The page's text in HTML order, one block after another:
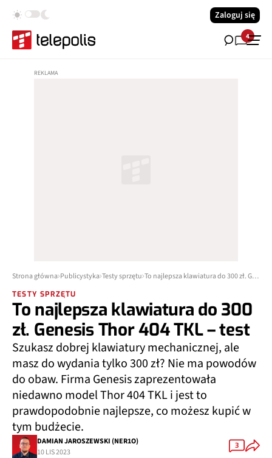
Zaloguj się
4
Strona główna Publicystyka Testy sprzętu To najlepsza klawiatura do 300 zł. Genesis Thor 404 TKL – test
TESTY SPRZĘTU
To najlepsza klawiatura do 300
zł. Genesis Thor 404 TKL – test
Szukasz dobrej klawiatury mechanicznej, ale
masz do wydania tylko 300 zł? Nie ma powodów
do obaw. Firma Genesis zaprezentowała
niedawno model Thor 404 TKL i jest to
prawdopodobnie najlepsze, co możesz kupić w
tym budżecie.
DAMIAN JAROSZEWSKI (NER1O)
10 LIS 2023
3